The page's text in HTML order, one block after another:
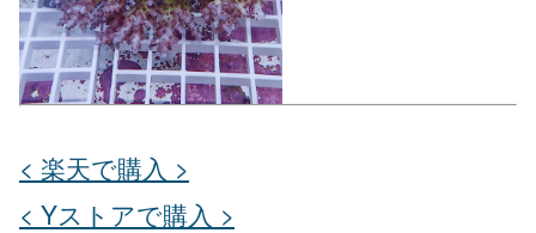
< 楽天で購入 >
< Yストアで購入 >